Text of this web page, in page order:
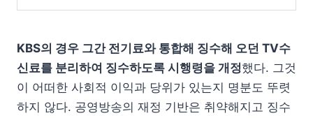
KBS의 경우 그간 전기료와 통합해 징수해 오던 TV수
신료를 분리하여 징수하도록 시행령을 개정했다. 그것
이 어떠한 사회적 이익과 당위가 있는지 명분도 뚜렷
하지 않다. 공영방송의 재정 기반은 취약해지고 징수